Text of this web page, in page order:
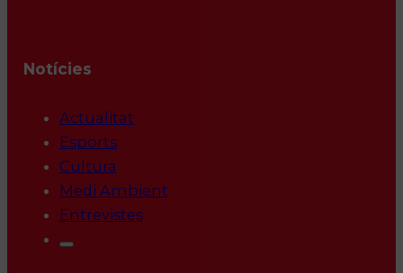
Notícies
Actualitat
Esports
Cultura
Medi Ambient
Entrevistes